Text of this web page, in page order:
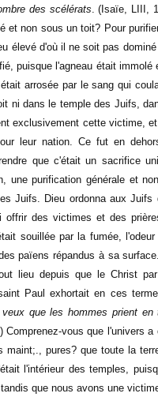
des scélérats. (Isaïe, LIII,
et non sous un toit? Pour
élevé d'où il ne soit pas
puisque l'agneau était immolé
arrosée par le sang qui
ni dans le temple des Juifs,
exclusivement cette victime,
leur nation. Ce fut en
que c'était un sacrifice
une purification générale et
Juifs. Dieu ordonna aux Juifs
offrir des victimes et des
souillée par la fumée,
païens répandus à sa
lieu depuis que le Christ
Paul exhortait en ces
que les hommes prient en
Comprenez-vous que l'univers a
maint;., pures? que toute la
l'intérieur des temples,
que nous avons une